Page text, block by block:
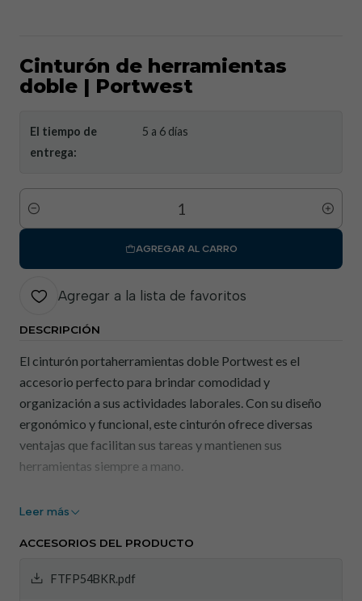
Cinturón de herramientas
doble | Portwest
El tiempo de
entrega:
5 a 6 días
Cantidad
AGREGAR AL CARRO
Agregar a la lista de favoritos
DESCRIPCIÓN
El cinturón portaherramientas doble Portwest es el
accesorio perfecto para brindar comodidad y
organización a sus actividades laborales. Con su diseño
ergonómico y funcional, este cinturón ofrece diversas
ventajas que facilitan sus tareas y mantienen sus
herramientas siempre a mano.
Comodidad y ajuste personalizado: La correa cuenta
perfectamente al cuerpo, brindando máxima
Leer más
ACCESORIOS DEL PRODUCTO
FTFP54BKR.pdf